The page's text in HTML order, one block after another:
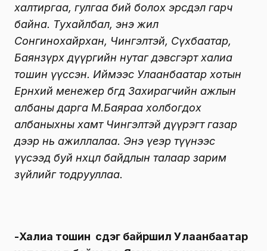
халтиргаа, гулгаа бий болох эрсдэл гарч
байна. Тухайлбал, энэ жил
Сонгинохайрхан, Чингэлтэй, Сүхбаатар,
Баянзүрх дүүргийн нутаг дэвсгэрт халиа
тошин үүссэн. Иймээс Улаанбаатар хотын
Ерөнхий менежер бөгөөд Захирагчийн ажлын
албаны дарга М.Баяраа холбогдох
албаныхны хамт Чингэлтэй дүүрэгт газар
дээр нь ажиллалаа. Энэ үеэр түүнээс
үүсээд буй нөхцөл байдлын талаар зарим
зүйлийг тодрууллаа.
-Халиа тошин үүсдэг байршил Улаанбаатар